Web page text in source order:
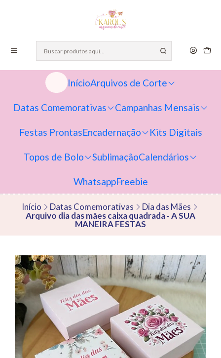
InícioArquivos de Corte
Datas Comemorativas Campanhas Mensais
Festas ProntasEncadernação Kits Digitais
Topos de Bolo SublimaçãoCalendários
WhatsappFreebie
Início Datas Comemorativas
Dia das Mães
Arquivo dia das mães caixa quadrada - A SUA
MANEIRA FESTAS